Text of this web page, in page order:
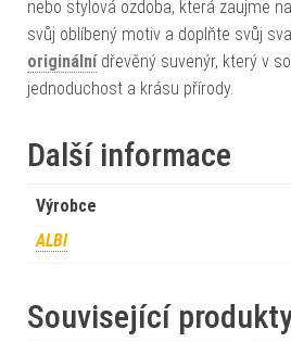
nebo stylová ozdoba, která zaujme
svůj oblíbený motiv a doplňte svůj
originálnídřevěný suvenýr, který v
jednoduchost a krásu přírody.
Další informace
Výrobce
ALBI
Související